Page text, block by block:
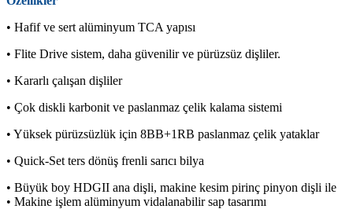
• Hafif ve sert alüminyum TCA yapısı
• Flite Drive sistem, daha güvenilir ve pürüzsüz dişliler.
• Kararlı çalışan dişliler
• Çok diskli karbonit ve paslanmaz çelik kalama sistemi
• Yüksek pürüzsüzlük için 8BB+1RB paslanmaz çelik yataklar
• Quick-Set ters dönüş frenli sarıcı bilya
• Büyük boy HDGII ana dişli, makine kesim pirinç pinyon dişli ile
• Makine işlem alüminyum vidalanabilir sap tasarımı